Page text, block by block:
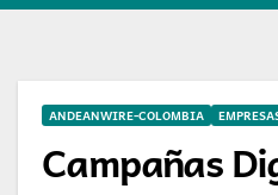
ANDEANWIRE-COLOMBIA
Campañas